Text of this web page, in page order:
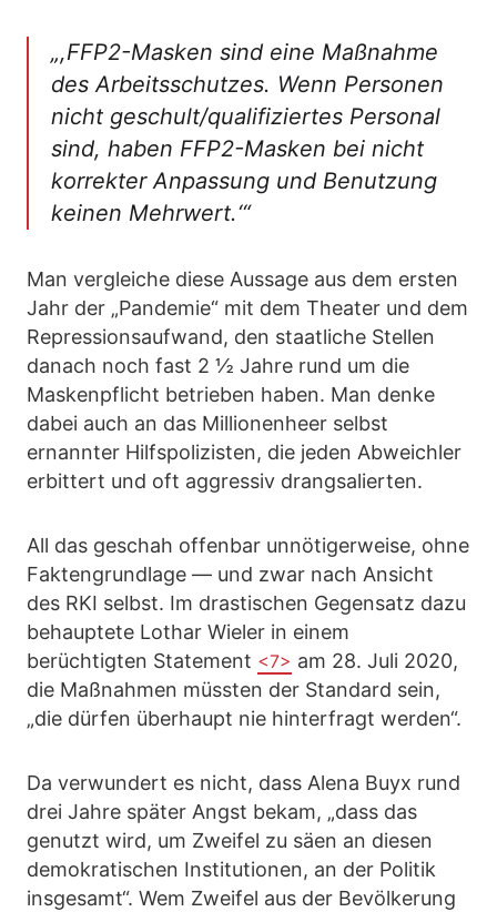
„,FFP2-Masken sind eine Maßnahme
des Arbeitsschutzes. Wenn Personen
nicht geschult/qualifiziertes Personal
sind, haben FFP2-Masken bei nicht
korrekter Anpassung und Benutzung
keinen Mehrwert.‘“
Man vergleiche diese Aussage aus dem ersten
Jahr der „Pandemie“ mit dem Theater und dem
Repressionsaufwand, den staatliche Stellen
danach noch fast 2 ½ Jahre rund um die
Maskenpflicht betrieben haben. Man denke
dabei auch an das Millionenheer selbst
ernannter Hilfspolizisten, die jeden Abweichler
erbittert und oft aggressiv drangsalierten.
All das geschah offenbar unnötigerweise, ohne
Faktengrundlage — und zwar nach Ansicht
des RKI selbst. Im drastischen Gegensatz dazu
behauptete Lothar Wieler in einem
berüchtigten Statement <7> am 28. Juli 2020,
die Maßnahmen müssten der Standard sein,
„die dürfen überhaupt nie hinterfragt werden“.
Da verwundert es nicht, dass Alena Buyx rund
drei Jahre später Angst bekam, „dass das
genutzt wird, um Zweifel zu säen an diesen
demokratischen Institutionen, an der Politik
insgesamt“. Wem Zweifel aus der Bevölkerung